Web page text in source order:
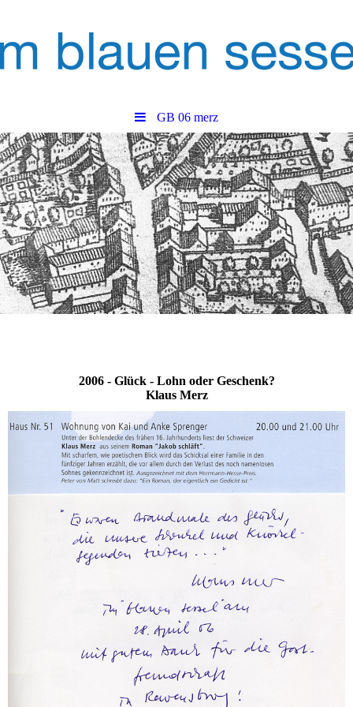
GB 06 merz
2006 - Glück - Lohn oder Geschenk?
Klaus Merz